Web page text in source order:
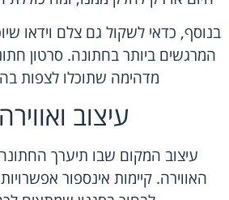
בנוסף, כדאי לשקול גם צלם וידאו
המרגשים ביותר בחתונה. סרטון
מדהימה שתוכלו לצפות
עיצוב
עיצוב המקום שבו תיערך
האווירה. קיימות אינספור